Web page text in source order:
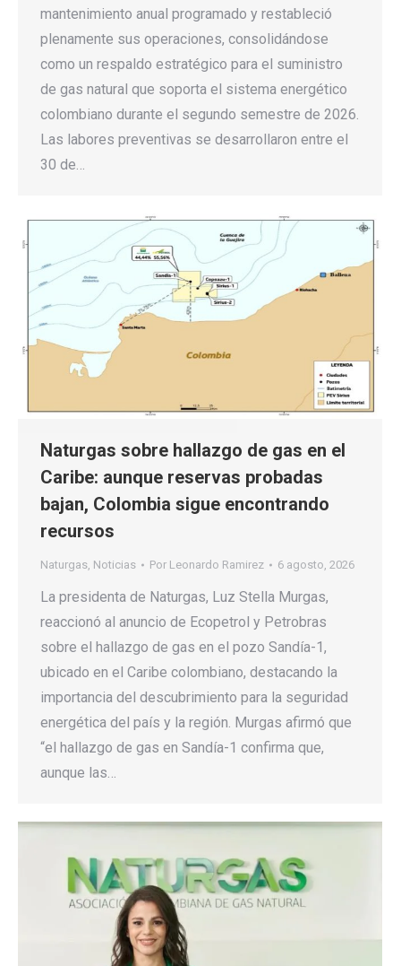
mantenimiento anual programado y restableció
plenamente sus operaciones, consolidándose
como un respaldo estratégico para el suministro
de gas natural que soporta el sistema energético
colombiano durante el segundo semestre de 2026.
Las labores preventivas se desarrollaron entre el
30 de…
Naturgas sobre hallazgo de gas en el
Caribe: aunque reservas probadas
bajan, Colombia sigue encontrando
recursos
Naturgas, Noticias Por Leonardo Ramirez 6 agosto, 2026
La presidenta de Naturgas, Luz Stella Murgas,
reaccionó al anuncio de Ecopetrol y Petrobras
sobre el hallazgo de gas en el pozo Sandía-1,
ubicado en el Caribe colombiano, destacando la
importancia del descubrimiento para la seguridad
energética del país y la región. Murgas afirmó que
“el hallazgo de gas en Sandía-1 confirma que,
aunque las…